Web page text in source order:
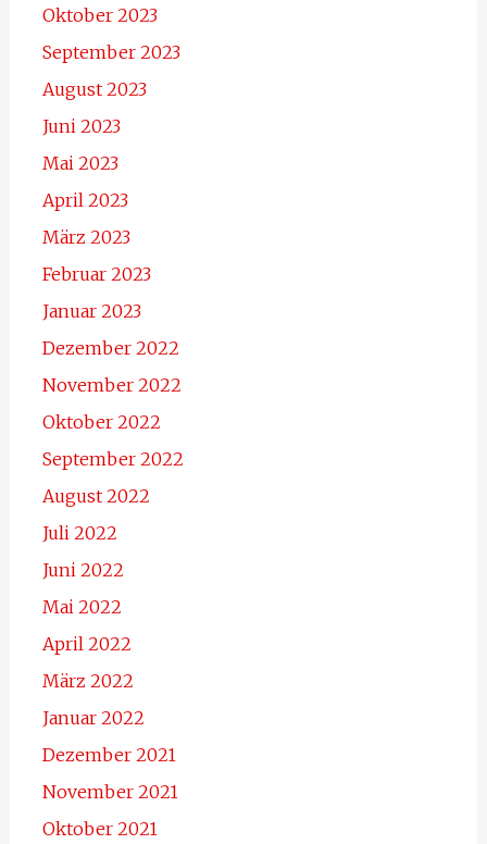
Oktober 2023
September 2023
August 2023
Juni 2023
Mai 2023
April 2023
März 2023
Februar 2023
Januar 2023
Dezember 2022
November 2022
Oktober 2022
September 2022
August 2022
Juli 2022
Juni 2022
Mai 2022
April 2022
März 2022
Januar 2022
Dezember 2021
November 2021
Oktober 2021